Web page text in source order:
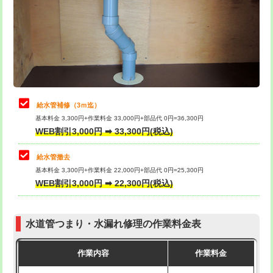
排水管工事（土の掘削・埋め戻し作
11,000円~
排水管工事（排水管工事/3ｍまで） 55,000円
排水管工事（追加 排水管工事/3ｍ超
マス交換（土の掘削・埋め戻し作業）
マス交換（深さ50㎝未満）
マス交換（深さ50㎝以上）
コンクリート斫り（厚さ10㎝まで）
モルタル補修（厚さ10㎝超え） 38,500円
8,800円
止水・漏水調査・防水処理・清掃・修
理・調整・分解・加工など（軽作業）
11,000円
止水・漏水調査・防水処理・清掃・修
理・調整・分解・加工など（中作業）
止水・漏水調査・防水処理・清掃・修
理・調整・分解・加工など（重作業）
33,000円
その他部品の脱着
交換・取付（タンク）
式）)
式・ワンホール）)
給水管補修（3ｍ迄）
基本料金 3,300円+作業料金 33,000円+部品代 0円=36,300円
WEB割引3,000円 ➡ 33,300円(税込)
給水管撤去
基本料金 3,300円+作業料金 22,000円+部品代 0円=25,300円
WEB割引3,000円 ➡ 22,300円(税込)
水道管つまり・水漏れ修理の作業料金表
作業内容 作業料金